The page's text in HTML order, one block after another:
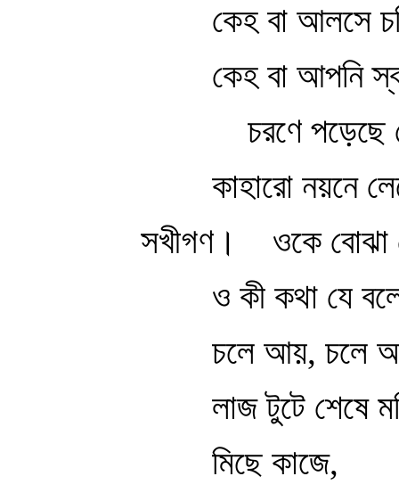
কেহ বা আলসে
কেহ বা আপনি
চরণে
কাহারো নয়নে
সখীগণ।
ওকে
ও কী কথা যে
চলে আয়, চলে
লাজ টুটে শেষে
মিছে কাজে,